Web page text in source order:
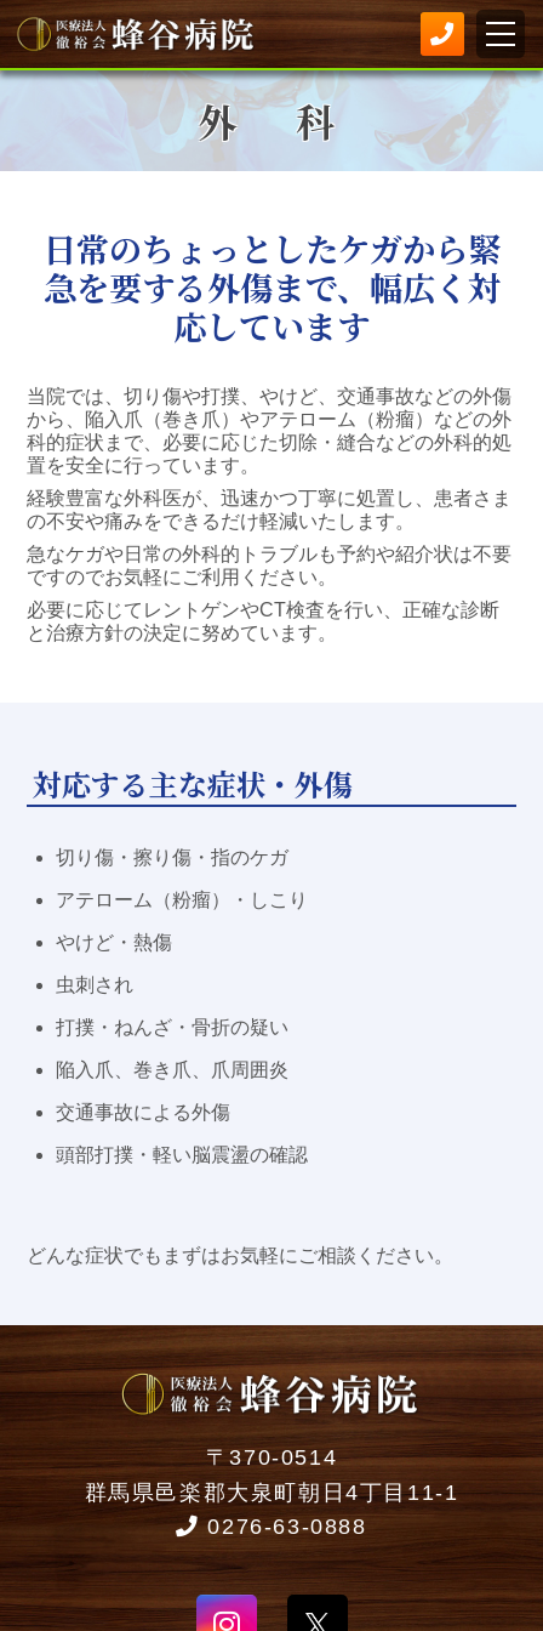
外 科
日常のちょっとしたケガから緊
急を要する外傷まで、幅広く対
応しています
当院では、切り傷や打撲、やけど、交通事故などの外傷
から、陥入爪（巻き爪）やアテローム（粉瘤）などの外
科的症状まで、必要に応じた切除・縫合などの外科的処
置を安全に行っています。
経験豊富な外科医が、迅速かつ丁寧に処置し、患者さま
の不安や痛みをできるだけ軽減いたします。
急なケガや日常の外科的トラブルも予約や紹介状は不要
ですのでお気軽にご利用ください。
必要に応じてレントゲンやCT検査を行い、正確な診断
と治療方針の決定に努めています。
対応する主な症状・外傷
切り傷・擦り傷・指のケガ
アテローム（粉瘤）・しこり
やけど・熱傷
虫刺され
打撲・ねんざ・骨折の疑い
陥入爪、巻き爪、爪周囲炎
交通事故による外傷
頭部打撲・軽い脳震盪の確認
どんな症状でもまずはお気軽にご相談ください。
〒370-0514
群馬県邑楽郡大泉町朝日4丁目11-1
0276-63-0888